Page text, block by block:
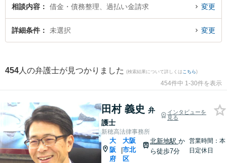
などが注目されています。『大阪府で土日や夜間に発生した過払い金請求のト
ラブルを今すぐに弁護士に相談したい』『過払い金請求のトラブル解決の実績
豊富な近くの弁護士を検索したい』『初回相談無料で過払い金請求を法律相談
相談内容 借金・債務整理、過払い金請求 変更
詳細条件 未選択 変更
454 人の弁護士が見つかりました (検索結果について詳しくは こちら)
454件中 1-30件を表示
田村 義史 弁
護士
インタビューを
見る
新穂高法律事務所
大
阪
府
|
大阪
市北
区
北新地駅 か
ら徒歩7分
営業時間：本
日定休日